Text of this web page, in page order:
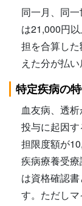
同一月、同
は21,000円
担を合算し
えた分が払い
特定疾病の
血友病、透
投与に起因
担限度額が
疾病療養受
は資格確認
す。ただし